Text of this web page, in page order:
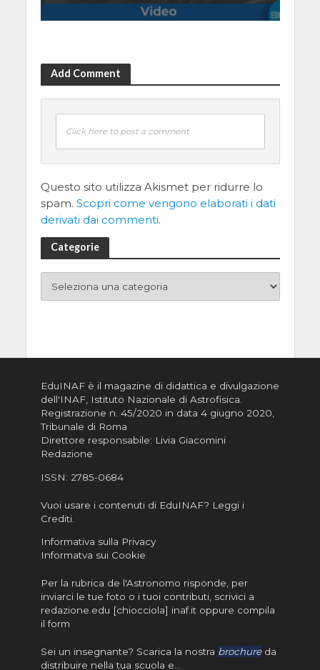
Add Comment
Click here to post a comment
Questo sito utilizza Akismet per ridurre lo
spam. Scopri come vengono elaborati i dati
derivati dai commenti.
Categorie
EduINAF è il magazine di didattica e divulgazione
dell'INAF, Istituto Nazionale di Astrofisica.
Registrazione n. 45/2020 in data 4 giugno 2020,
Tribunale di Roma
Direttore responsabile: Livia Giacomini
Redazione
ISSN: 2785-0684
Vuoi usare i contenuti di EduINAF? Leggi i
Crediti.
Informativa sulla Privacy
Informatva sui Cookie
Per la rubrica de l'Astronomo risponde, per
inviarci le tue foto o i tuoi contributi, scrivici a
redazione.edu [chiocciola] inaf.it oppure compila
il form
Sei un insegnante? Scarica la nostra brochureda
distribuire nella tua scuola e…